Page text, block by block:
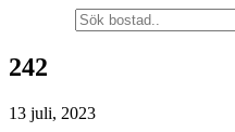
242
13 juli, 2023